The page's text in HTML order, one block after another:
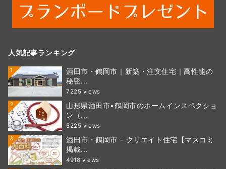
人気記事ランキング
1
酒田市・鶴岡市｜新築・注文住宅｜高性能の
秘密...
7225 views
2
山形県酒田市•鶴岡市のホームインスペクショ
ン（...
5225 views
3
酒田市・鶴岡市 - クリエイト住宅【マスコミ
掲載...
4918 views